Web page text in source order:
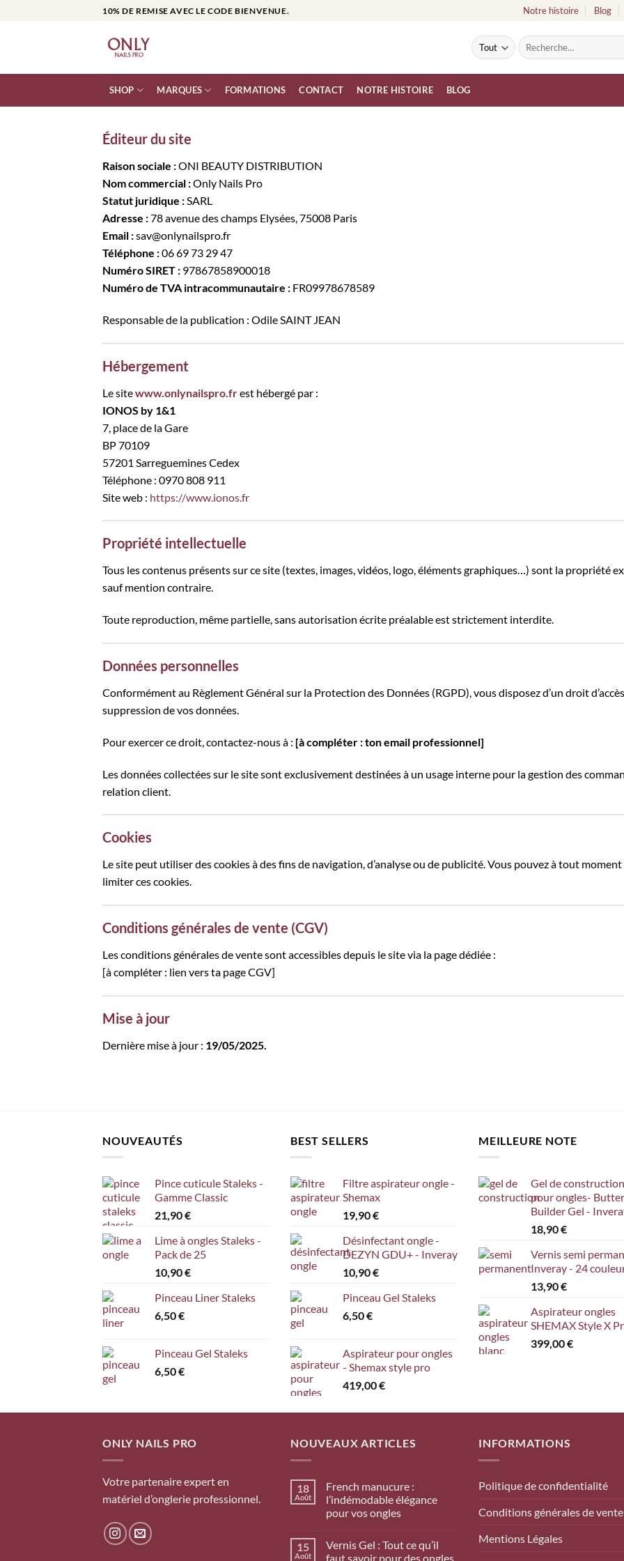
10% DE REMISE AVEC LE CODE BIENVENUE. Notre histoire Blog
Recherche
pour :
SHOP MARQUES FORMATIONS CONTACT NOTRE HISTOIRE BLOG
Éditeur du site
Raison sociale :ONI BEAUTY DISTRIBUTION
Nom commercial :Only Nails Pro
Statut juridique :SARL
Adresse :78 avenue des champs Elysées, 75008 Paris
Email :sav@onlynailspro.fr
Téléphone :06 69 73 29 47
Numéro SIRET : 97867858900018
Numéro de TVA intracommunautaire : FR09978678589
Responsable de la publication : Odile SAINT JEAN
Hébergement
Le sitewww.onlynailspro.frest hébergé par :
IONOS by 1&1
7, place de la Gare
BP 70109
57201 Sarreguemines Cedex
Téléphone : 0970 808 911
Site web : https://www.ionos.fr
Propriété intellectuelle
Tous les contenus présents sur ce site (textes, images, vidéos, logo, éléments graphiques…) sont la propriété
sauf mention contraire.
Toute reproduction, même partielle, sans autorisation écrite préalable est strictement interdite.
Données personnelles
Conformément au Règlement Général sur la Protection des Données (RGPD), vous disposez d’un droit
suppression de vos données.
Pour exercer ce droit, contactez-nous à : [à compléter : ton email professionnel]
Les données collectées sur le site sont exclusivement destinées à un usage interne pour la gestion des
relation client.
Cookies
Le site peut utiliser des cookies à des fins de navigation, d’analyse ou de publicité. Vous pouvez à tout
limiter ces cookies.
Conditions générales de vente (CGV)
Les conditions générales de vente sont accessibles depuis le site via la page dédiée :
[à compléter : lien vers ta page CGV]
Mise à jour
Dernière mise à jour : 19/05/2025.
NOUVEAUTÉS
Pince cuticule Staleks -
Gamme Classic
21,90€
Lime à ongles Staleks -
Pack de 25
10,90€
Pinceau Liner Staleks
6,50€
Pinceau Gel Staleks
6,50€
BEST SELLERS
Filtre aspirateur ongle -
Shemax
19,90€
Désinfectant ongle -
DEZYN GDU+ - Inveray
10,90€
Pinceau Gel Staleks
6,50€
Aspirateur pour ongles
- Shemax style pro
419,00€
MEILLEURE NOTE
Gel de construction
pour ongles- Butter
Builder Gel -
18,90€
Vernis semi
Inveray - 24
13,90€
Aspirateur ongles
SHEMAX Style X
399,00€
ONLY NAILS PRO
Votre partenaire expert en
matériel d’onglerie professionnel.
NOUVEAUX ARTICLES
18
Août
French manucure :
l’indémodable élégance
pour vos ongles
15
Août
Vernis Gel : Tout ce qu’il
faut savoir pour des ongles
INFORMATIONS
Politique de confidentialité
Conditions générales de vente
Mentions Légales